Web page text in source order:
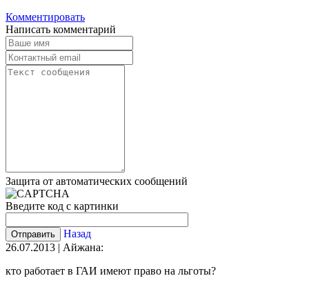
Комментировать
Написать комментарий
Защита от автоматических сообщений
Введите код с картинки
Назад
26.07.2013 | Айжана:
кто работает в ГАИ имеют право на льготы?